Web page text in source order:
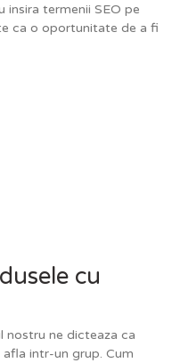
insira termenii SEO pe
ca o oportunitate de a fi
cu
nostru ne dicteaza ca
intr-un grup. Cum